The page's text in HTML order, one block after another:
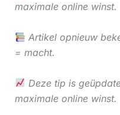
maximale online winst.
Artikel opnieuw
= macht.
Deze tip is
maximale online winst.